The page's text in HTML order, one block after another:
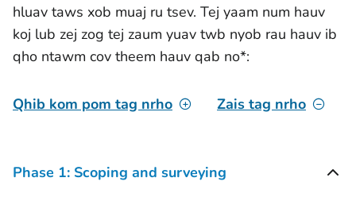
hluav taws xob muaj ru tsev. Tej yaam num hauv
koj lub zej zog tej zaum yuav twb nyob rau hauv ib
qho ntawm cov theem hauv qab no*:
Qhib kom pom tag nrho Zais tag nrho
Phase 1: Scoping and surveying